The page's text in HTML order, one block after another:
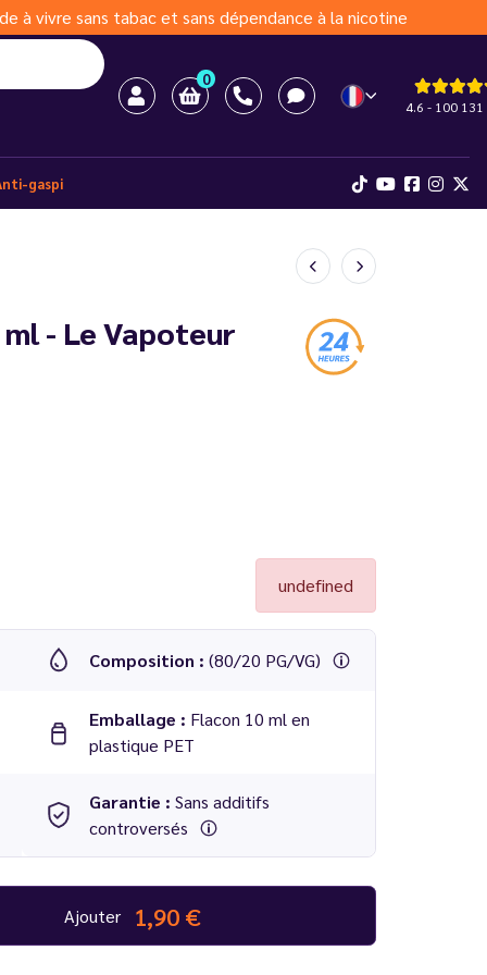
à vivre sans tabac et sans dépendance à la nicotine
0
4.6 - 100 131
gaspi
- Le Vapoteur
undefined
Composition : (80/20 PG/VG)
Emballage : Flacon 10 ml en
plastique PET
Garantie : Sans additifs
controversés
Ajouter 1,90 €